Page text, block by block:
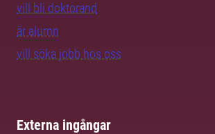
vill bli doktorand
är alumn
vill söka jobb hos oss
Externa ingångar